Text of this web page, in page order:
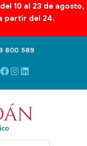
10 al 23 de agosto,
partir del 24.
800 589
Facebook
Instagram
LinkedIn